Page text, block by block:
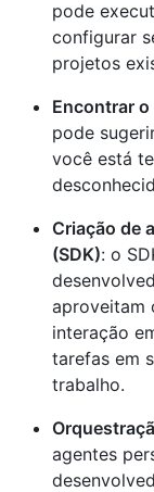
pode
configurar
projetos
Encontrar
pode
você está
Criação de
(SDK): o
aproveitam
interação
tarefas em
trabalho.
agentes